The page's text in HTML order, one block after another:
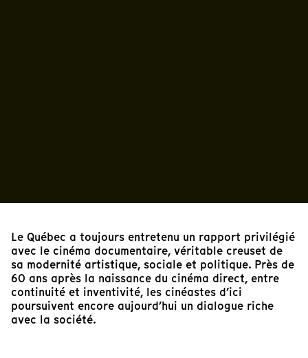
Le Québec a toujours entretenu un rapport privilégié
avec le cinéma documentaire, véritable creuset de
sa modernité artistique, sociale et politique. Près de
60 ans après la naissance du cinéma direct, entre
continuité et inventivité, les cinéastes d’ici
poursuivent encore aujourd’hui un dialogue riche
avec la société.